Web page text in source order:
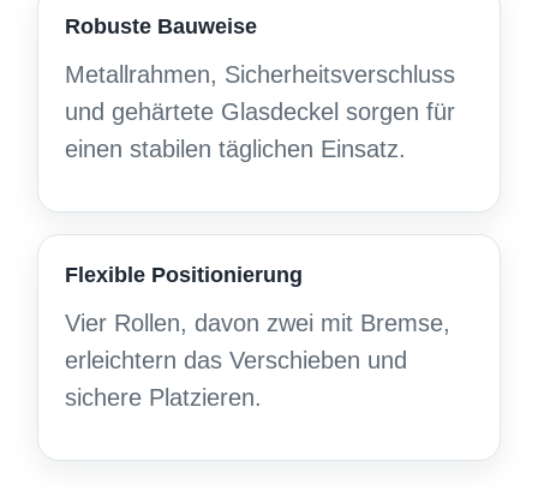
Robuste Bauweise
Metallrahmen, Sicherheitsverschluss
und gehärtete Glasdeckel sorgen für
einen stabilen täglichen Einsatz.
Flexible Positionierung
Vier Rollen, davon zwei mit Bremse,
erleichtern das Verschieben und
sichere Platzieren.